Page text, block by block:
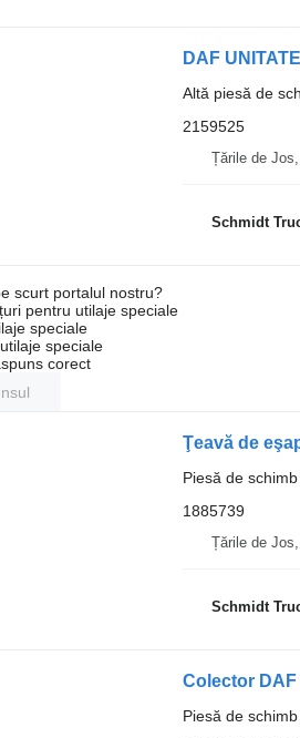
DAF
Altă piesă de
2159525
Țările de
Schmidt
scurt portalul nostru?
pentru utilaje speciale
speciale
speciale
corect
Ţeavă de
Piesă de
1885739
Țările de
Schmidt
Colector DAF
Piesă de